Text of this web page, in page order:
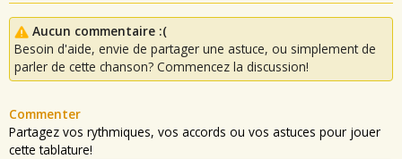
Aucun commentaire :(
Besoin d'aide, envie de partager une astuce, ou simplement de
parler de cette chanson? Commencez la discussion!
Commenter
Partagez vos rythmiques, vos accords ou vos astuces pour jouer
cette tablature!